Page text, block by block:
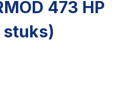
473 HP
stuks)